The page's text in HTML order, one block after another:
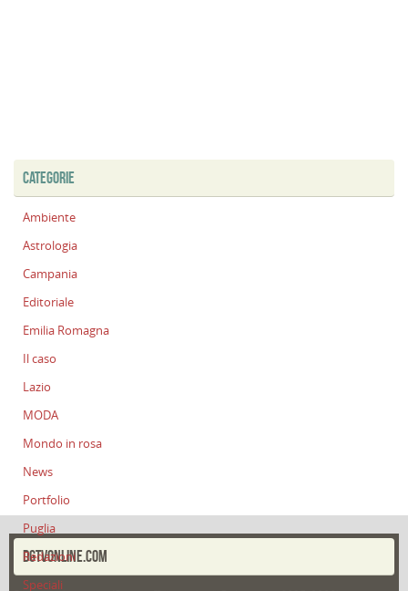
CATEGORIE
Ambiente
Astrologia
Campania
Editoriale
Emilia Romagna
Il caso
Lazio
MODA
Mondo in rosa
News
Portfolio
Puglia
Redazioni
Speciali
DGTVONLINE.COM